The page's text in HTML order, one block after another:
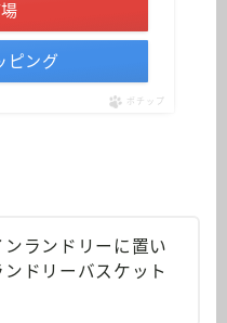
ピング
ポチップ
ランドリーに置い
ドリーバスケット